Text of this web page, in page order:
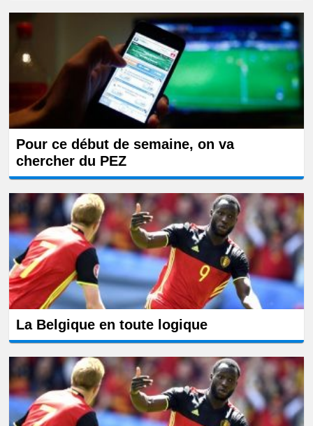
Pour ce début de semaine, on va
chercher du PEZ
La Belgique en toute logique